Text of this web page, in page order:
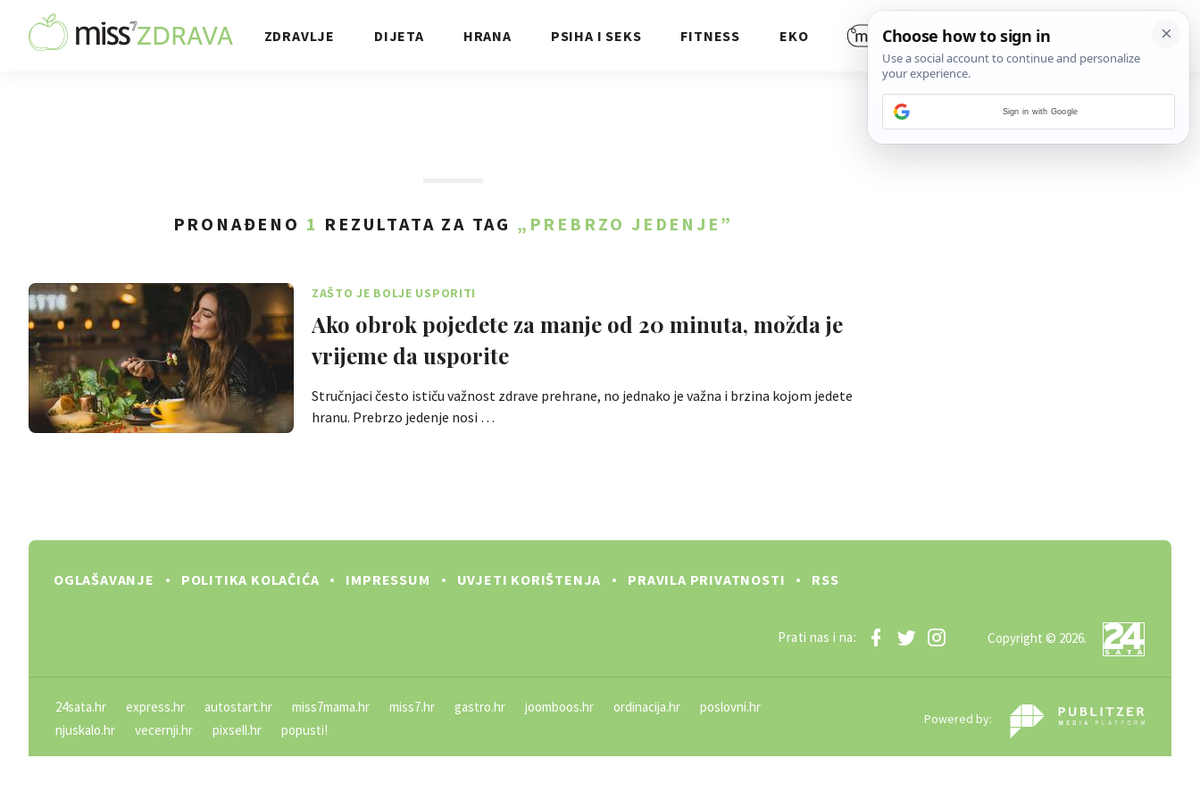
ZDRAVLJE DIJETA HRANA PSIHA I SEKS FITNESS EKO
PRONAĐENO 1 REZULTATA ZA TAG „PREBRZO JEDENJE”
ZAŠTO JE BOLJE USPORITI
Ako obrok pojedete za manje od 20 minuta, možda je
vrijeme da usporite
Stručnjaci često ističu važnost zdrave prehrane, no jednako je važna i brzina kojom jedete
hranu. Prebrzo jedenje nosi …
OGLAŠAVANJE POLITIKA KOLAČIĆA IMPRESSUM UVJETI KORIŠTENJA PRAVILA PRIVATNOSTI RSS
Prati nas i na: Copyright © 2026.
24sata.hr express.hr autostart.hr miss7mama.hr miss7.hr gastro.hr joomboos.hr ordinacija.hr
poslovni.hr
njuskalo.hr
vecernji.hr pixsell.hr popusti!
Powered by:
Sign in with Google